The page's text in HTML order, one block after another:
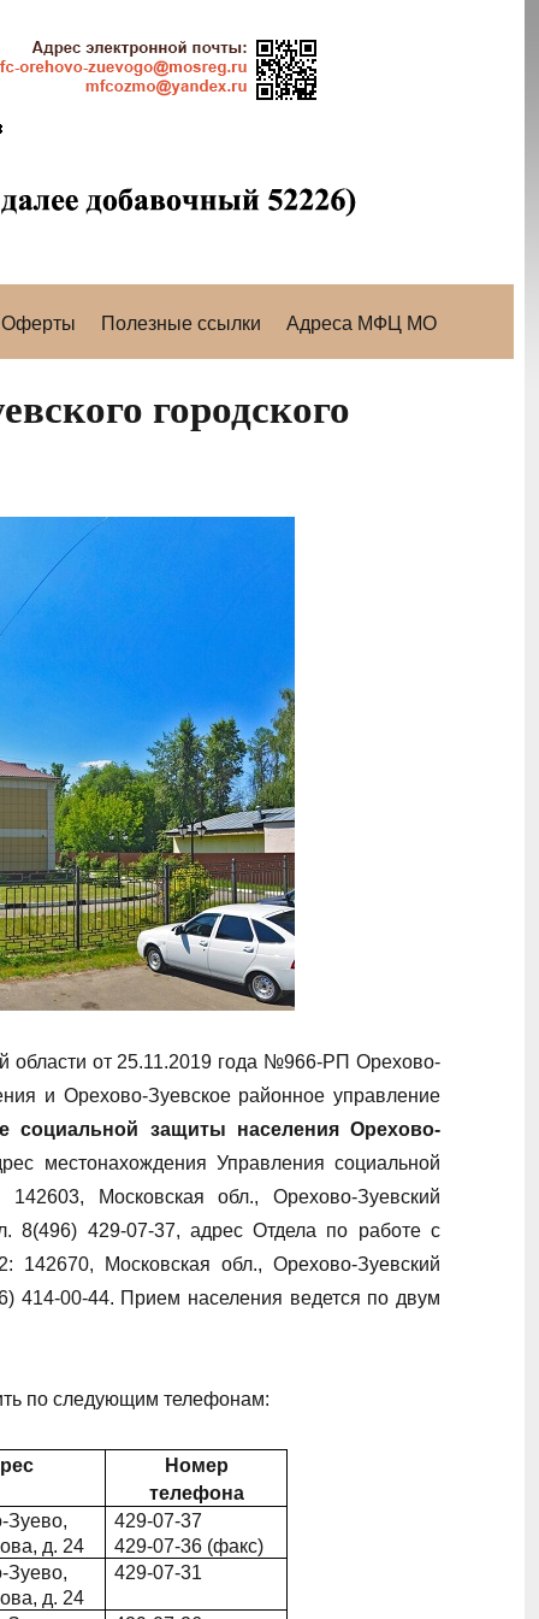
Оферты Полезные ссылки Адреса МФЦ МО
городского
области от 25.11.2019 года №966-РП Орехово-
и Орехово-Зуевское районное управление
социальной защиты населения Орехово-
местонахождения Управления социальной
142603, Московская обл., Орехово-Зуевский
8(496) 429-07-37, адрес Отдела по работе с
142670, Московская обл., Орехово-Зуевский
414-00-44. Прием населения ведется по двум
по следующим телефонам:
Номер
телефона
Зуево,
д. 24
429-07-37
429-07-36 (факс)
Зуево,
д. 24
429-07-31